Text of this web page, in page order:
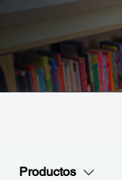
Productos